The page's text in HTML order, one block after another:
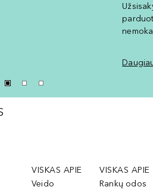
VISKAS APIE
Veido
VISKAS APIE
Rankų odos